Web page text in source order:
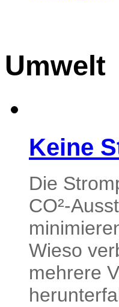
Umwelt
Keine
Die
CO²-
Wieso
mehrere